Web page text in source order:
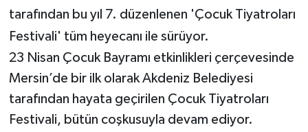
tarafından bu yıl 7. düzenlenen 'Çocuk Tiyatroları
Festivali' tüm heyecanı ile sürüyor.
23 Nisan Çocuk Bayramı etkinlikleri çerçevesinde
Mersin’de bir ilk olarak Akdeniz Belediyesi
tarafından hayata geçirilen Çocuk Tiyatroları
Festivali, bütün coşkusuyla devam ediyor.